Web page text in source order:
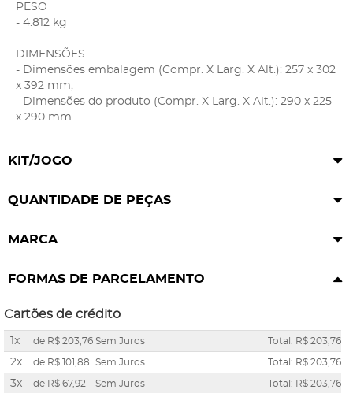
PESO
- 4.812 kg
DIMENSÕES
- Dimensões embalagem (Compr. X Larg. X Alt.): 257 x 302
x 392 mm;
- Dimensões do produto (Compr. X Larg. X Alt.): 290 x 225
x 290 mm.
KIT/JOGO
QUANTIDADE DE PEÇAS
MARCA
FORMAS DE PARCELAMENTO
Cartões de crédito
1x de R$ 203,76 Sem Juros Total: R$ 203,76
2x de R$ 101,88 Sem Juros Total: R$ 203,76
3x de R$ 67,92 Sem Juros Total: R$ 203,76